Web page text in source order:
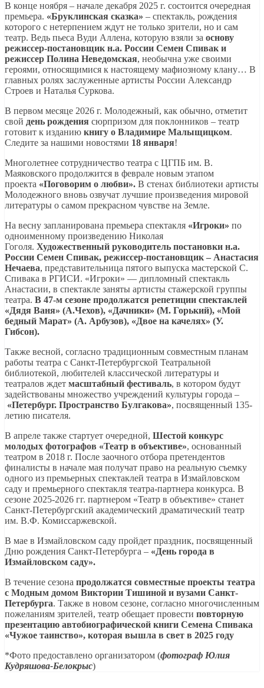
В конце ноября – начале декабря 2025 г. состоится очередная
премьера. «Бруклинская сказка» – спектакль, рождения
которого с нетерпением ждут не только зрители, но и сам
театр. Ведь пьеса Вуди Аллена, которую взяли за основу
режиссер-постановщик н.а. России Семен Спивак и
режиссер Полина Неведомская, необычна уже своими
героями, относящимися к настоящему мафиозному клану… В
главных ролях заслуженные артисты России Александр
Строев и Наталья Суркова.
В первом месяце 2026 г. Молодежный, как обычно, отметит
свой день рождения сюрпризом для поклонников – театр
готовит к изданию книгу о Владимире Малыщицком.
Следите за нашими новостями 18 января!
Многолетнее сотрудничество театра с ЦГПБ им. В.
Маяковского продолжится в феврале новым этапом
проекта «Поговорим о любви». В стенах библиотеки артисты
Молодежного вновь озвучат лучшие произведения мировой
литературы о самом прекрасном чувстве на Земле.
На весну запланирована премьера спектакля «Игроки» по
одноименному произведению Николая
Гоголя. Художественный руководитель постановки н.а.
России Семен Спивак, режиссер-постановщик – Анастасия
Нечаева, представительница пятого выпуска мастерской С.
Спивака в РГИСИ. «Игроки» — дипломный спектакль
Анастасии, в спектакле заняты артисты стажерской группы
театра. В 47-м сезоне продолжатся репетиции спектаклей
«Дядя Ваня» (А.Чехов), «Дачники» (М. Горький), «Мой
бедный Марат» (А. Арбузов), «Двое на качелях» (У.
Гибсон).
Также весной, согласно традиционным совместным планам
работы театра с Санкт-Петербургской Театральной
библиотекой, любителей классической литературы и
театралов ждет масштабный фестиваль, в котором будут
задействованы множество учреждений культуры города –
«Петербург. Пространство Булгакова», посвященный 135-
летию писателя.
В апреле также стартует очередной, Шестой конкурс
молодых фотографов «Театр в объективе», основанный
театром в 2018 г. После заочного отбора претендентов
финалисты в начале мая получат право на реальную съемку
одного из премьерных спектаклей театра в Измайловском
саду и премьерного спектакля театра-партнера конкурса. В
сезоне 2025-2026 гг. партнером «Театр в объективе» станет
Санкт-Петербургский академический драматический театр
им. В.Ф. Комиссаржевской.
В мае в Измайловском саду пройдет праздник, посвященный
Дню рождения Санкт-Петербурга – «День города в
Измайловском саду».
В течение сезона продолжатся совместные проекты театра
с Модным домом Виктории Тишиной и вузами Санкт-
Петербурга. Также в новом сезоне, согласно многочисленным
пожеланиям зрителей, театр обещает провести повторную
презентацию автобиографической книги Семена Спивака
«Чужое таинство», которая вышла в свет в 2025 году
*Фото предоставлено организатором (фотограф Юлия
Кудряшова-Белокрыс)